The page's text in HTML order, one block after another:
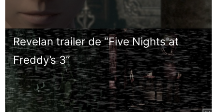
Revelan trailer de “Five Nights at
Freddy’s 3”